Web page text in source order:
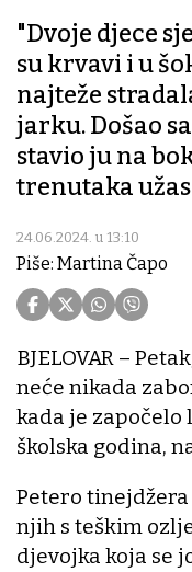
"Dvoje djece
su krvavi i u
najteže
jarku. Došao
stavio ju na
trenutaka
24.06.2024. u 13:10
Piše: Martina Čapo
BJELOVAR –
neće nikada
kada je započelo
školska godina,
Petero
njih s teškim
djevojka koja se